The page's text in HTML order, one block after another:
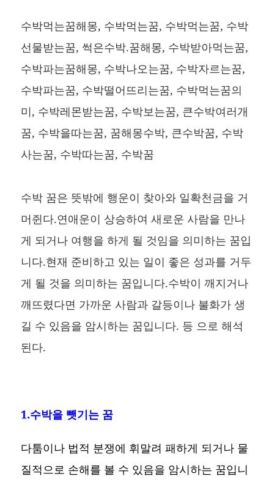
수박먹는꿈해몽, 수박먹는꿈, 수박먹는꿈, 수박
선물받는꿈, 썩은수박.꿈해몽, 수박받아먹는꿈,
수박파는꿈해몽, 수박나오는꿈, 수박자르는꿈,
수박파는꿈, 수박떨어뜨리는꿈, 수박먹는꿈의
미, 수박레몬받는꿈, 수박보는꿈, 큰수박여러개
꿈, 수박을따는꿈, 꿈해몽수박, 큰수박꿈, 수박
사는꿈, 수박따는꿈, 수박꿈
수박 꿈은 뜻밖에 행운이 찾아와 일확천금을 거
머쥔다.연애운이 상승하여 새로운 사람을 만나
게 되거나 여행을 하게 될 것임을 의미하는 꿈입
니다.현재 준비하고 있는 일이 좋은 성과를 거두
게 될 것을 의미하는 꿈입니다.수박이 깨지거나
깨뜨렸다면 가까운 사람과 갈등이나 불화가 생
길 수 있음을 암시하는 꿈입니다. 등 으로 해석
된다.
1.수박을 뺏기는 꿈
다툼이나 법적 분쟁에 휘말려 패하게 되거나 물
질적으로 손해를 볼 수 있음을 암시하는 꿈입니